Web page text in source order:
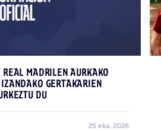
MADRILEN AURKAKO
GERTAKARIEN
DU
25 eka. 2026